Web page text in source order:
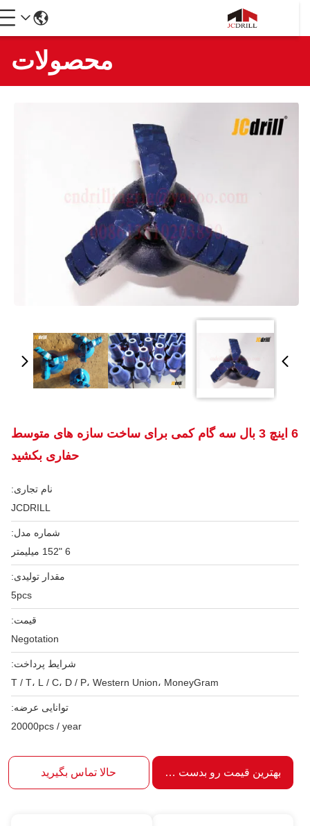
محصولات
6 اینچ 3 بال سه گام کمی برای ساخت سازه های متوسط
​​حفاری بکشید
نام تجاری:
JCDRILL
شماره مدل:
مقدار تولیدی:
5pcs
قیمت:
Negotation
شرایط پرداخت:
T / T، L / C، D / P، Western Union، MoneyGram
توانایی عرضه:
20000pcs / year
بهترین قیمت رو بدست بیار حالا تماس بگیرید